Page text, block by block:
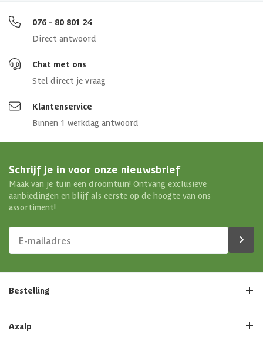
076 - 80 801 24
Direct antwoord
Chat met ons
Stel direct je vraag
Klantenservice
Binnen 1 werkdag antwoord
Schrijf je in voor onze nieuwsbrief
Maak van je tuin een droomtuin! Ontvang exclusieve
aanbiedingen en blijf als eerste op de hoogte van ons
assortiment!
Bestelling
Azalp